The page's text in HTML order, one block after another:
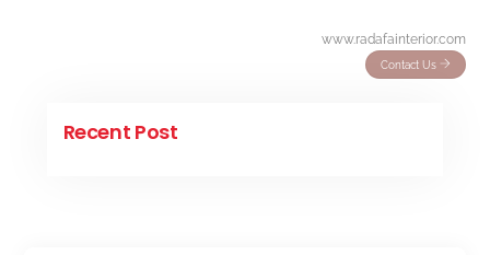
www.radafainterior.com
Contact Us
Recent Post